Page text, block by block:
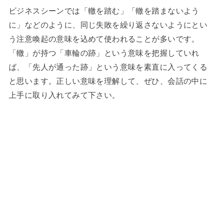
ビジネスシーンでは「轍を踏む」「轍を踏まないよう
に」などのように、同じ失敗を繰り返さないようにとい
う注意喚起の意味を込めて使われることが多いです。
「轍」が持つ「車輪の跡」という意味を把握していれ
ば、「先人が通った跡」という意味を素直に入ってくる
と思います。正しい意味を理解して、ぜひ、会話の中に
上手に取り入れてみて下さい。